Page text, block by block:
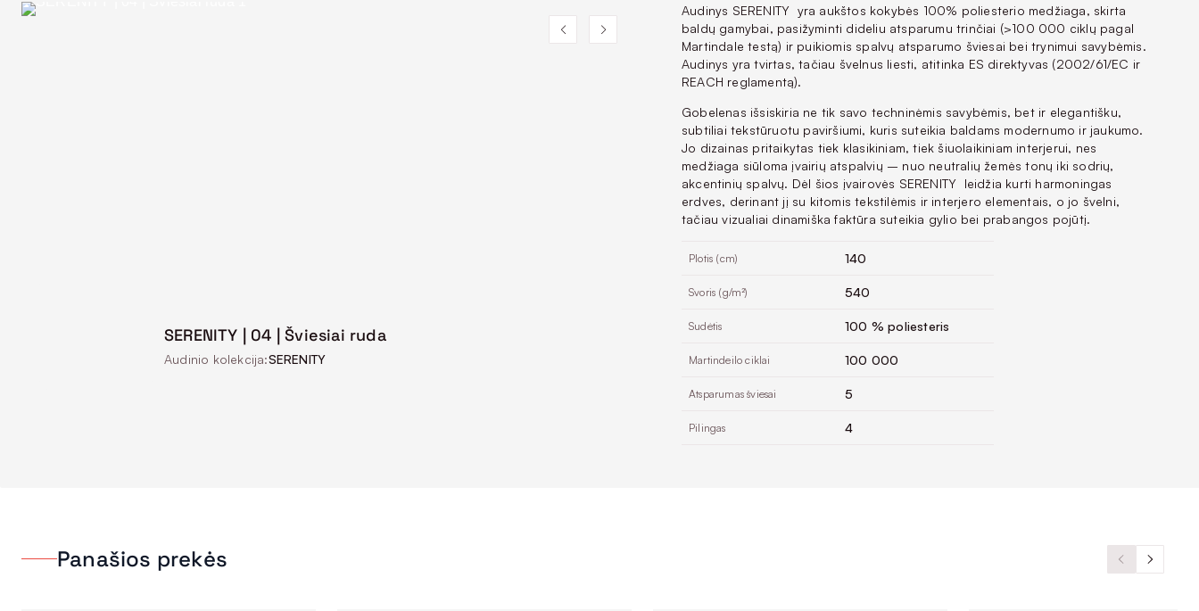
SERENITY | 04 | Šviesiai ruda
Audinio kolekcija:SERENITY
Audinys SERENITY yra aukštos kokybės 100% poliesterio medžiaga, skirta
baldų gamybai, pasižyminti dideliu atsparumu trinčiai (>100 000 ciklų pagal
Martindale testą) ir puikiomis spalvų atsparumo šviesai bei trynimui savybėmis.
Audinys yra tvirtas, tačiau švelnus liesti, atitinka ES direktyvas (2002/61/EC ir
REACH reglamentą).
Gobelenas išsiskiria ne tik savo techninėmis savybėmis, bet ir elegantišku,
subtiliai tekstūruotu paviršiumi, kuris suteikia baldams modernumo ir jaukumo.
Jo dizainas pritaikytas tiek klasikiniam, tiek šiuolaikiniam interjerui, nes
medžiaga siūloma įvairių atspalvių – nuo neutralių žemės tonų iki sodrių,
akcentinių spalvų. Dėl šios įvairovės SERENITY leidžia kurti harmoningas
erdves, derinant jį su kitomis tekstilėmis ir interjero elementais, o jo švelni,
tačiau vizualiai dinamiška faktūra suteikia gylio bei prabangos pojūtį.
Plotis (cm) 140
Svoris (g/m²) 540
Sudėtis 100 % poliesteris
Martindeilo ciklai 100 000
Atsparumas šviesai 5
Pilingas 4
Panašios prekės